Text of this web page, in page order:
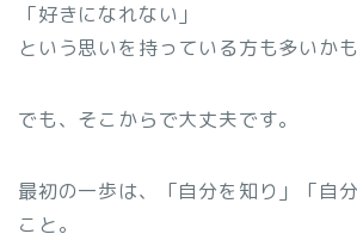
「好きになれない」
という思いを持っている方も多いか
でも、そこからで大丈夫です。
最初の一歩は、「自分を知り」「自
こと。